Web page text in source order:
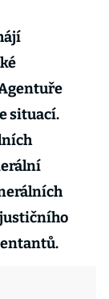
situací.